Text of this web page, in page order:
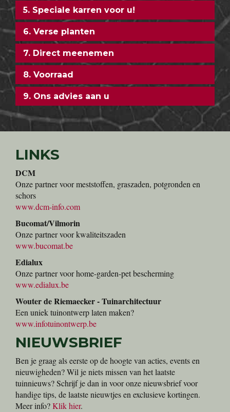
5. Speciale karren voor u!
6. Verse planten
7. Direct meenemen
8. Voorraad
9. Ons advies aan u
LINKS
DCM
Onze partner voor meststoffen, graszaden, potgronden en
schors
www.dcm-info.com
Bucomat/Vilmorin
Onze partner voor kwaliteitszaden
www.bucomat.be
Edialux
Onze partner voor home-garden-pet bescherming
www.edialux.be
Wouter de Riemaecker - Tuinarchitectuur
Een uniek tuinontwerp laten maken?
www.infotuinontwerp.be
NIEUWSBRIEF
Ben je graag als eerste op de hoogte van acties, events en
nieuwigheden? Wil je niets missen van het laatste
tuinnieuws? Schrijf je dan in voor onze nieuwsbrief voor
handige tips, de laatste nieuwtjes en exclusieve kortingen.
Meer info?Klik hier.